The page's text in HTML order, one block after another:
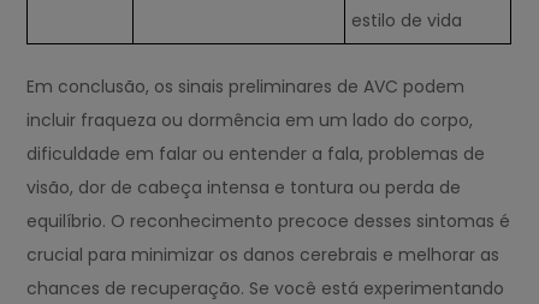
estilo de vida
Em conclusão, os sinais preliminares de AVC podem
incluir fraqueza ou dormência em um lado do corpo,
dificuldade em falar ou entender a fala, problemas de
visão, dor de cabeça intensa e tontura ou perda de
equilíbrio. O reconhecimento precoce desses sintomas é
crucial para minimizar os danos cerebrais e melhorar as
chances de recuperação. Se você está experimentando